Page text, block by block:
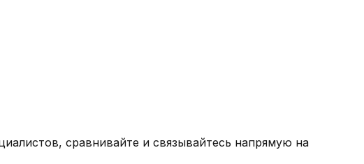
сравнивайте и связывайтесь напрямую на